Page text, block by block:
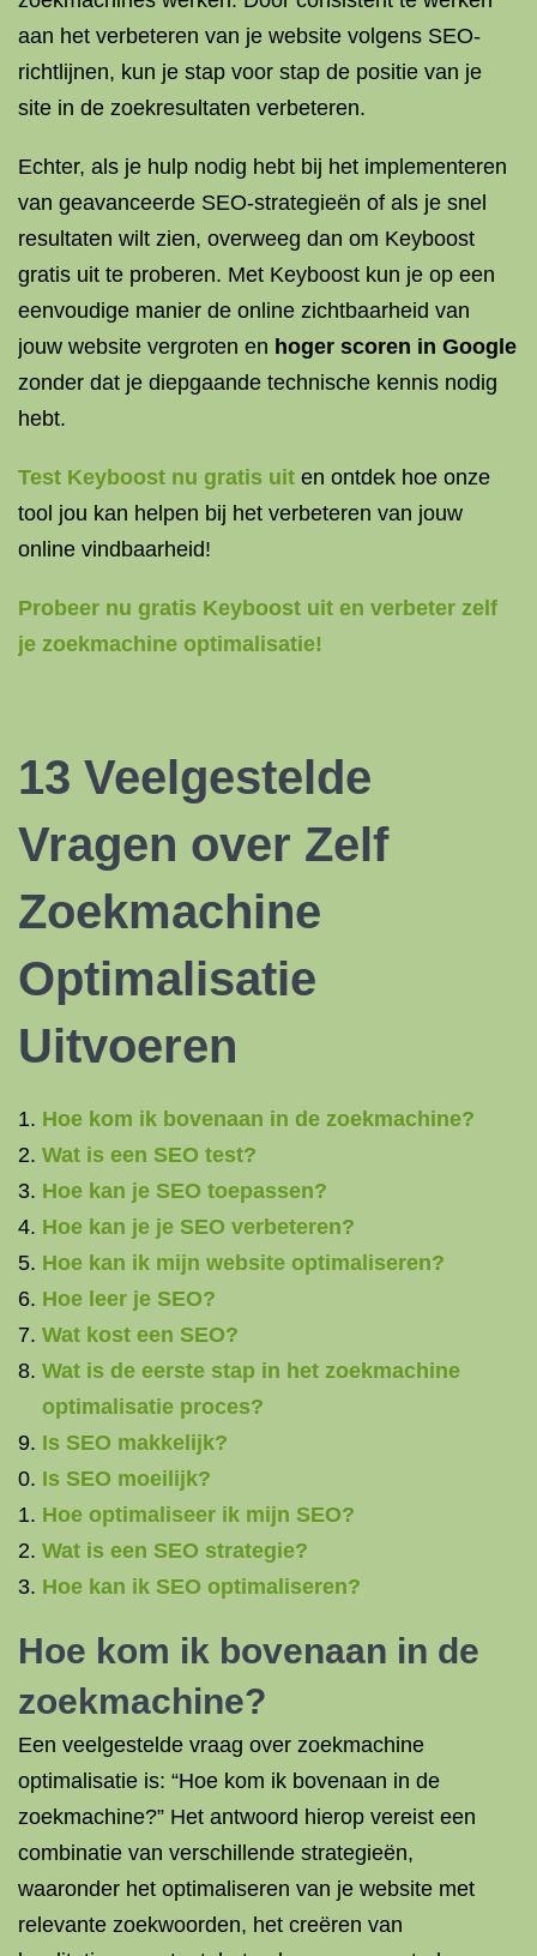
aan het verbeteren van je website volgens SEO-
richtlijnen, kun je stap voor stap de positie van je
site in de zoekresultaten verbeteren.
Echter, als je hulp nodig hebt bij het implementeren
van geavanceerde SEO-strategieën of als je snel
resultaten wilt zien, overweeg dan om Keyboost
gratis uit te proberen. Met Keyboost kun je op een
eenvoudige manier de online zichtbaarheid van
jouw website vergroten en hoger scoren in Google
zonder dat je diepgaande technische kennis nodig
hebt.
Test Keyboost nu gratis uit en ontdek hoe onze
tool jou kan helpen bij het verbeteren van jouw
online vindbaarheid!
Probeer nu gratis Keyboost uit en verbeter zelf
je zoekmachine optimalisatie!
13 Veelgestelde
Vragen over Zelf
Zoekmachine
Optimalisatie
Uitvoeren
Hoe kom ik bovenaan in de zoekmachine?
Wat is een SEO test?
Hoe kan je SEO toepassen?
Hoe kan je je SEO verbeteren?
Hoe kan ik mijn website optimaliseren?
Hoe leer je SEO?
Wat kost een SEO?
Wat is de eerste stap in het zoekmachine
optimalisatie proces?
Is SEO makkelijk?
Is SEO moeilijk?
Hoe optimaliseer ik mijn SEO?
Wat is een SEO strategie?
Hoe kan ik SEO optimaliseren?
Hoe kom ik bovenaan in de
zoekmachine?
Een veelgestelde vraag over zoekmachine
optimalisatie is: “Hoe kom ik bovenaan in de
zoekmachine?” Het antwoord hierop vereist een
combinatie van verschillende strategieën,
waaronder het optimaliseren van je website met
relevante zoekwoorden, het creëren van